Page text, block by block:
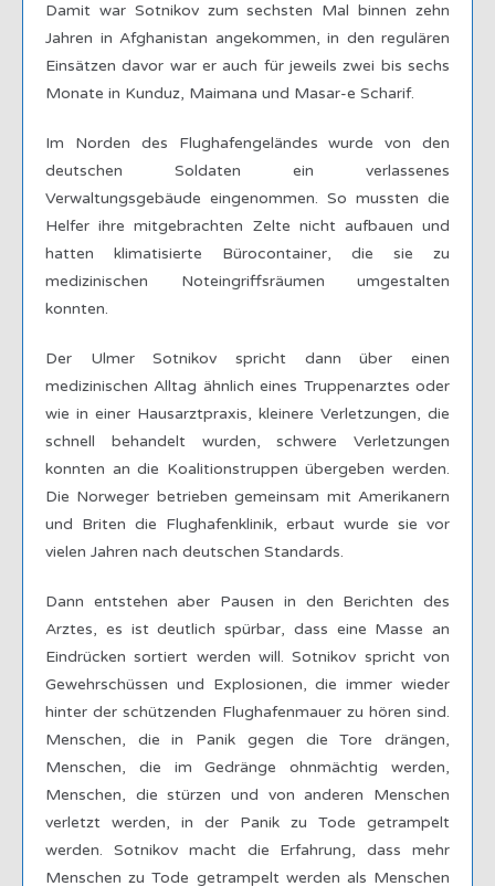
Damit war Sotnikov zum sechsten Mal binnen zehn
Jahren in Afghanistan angekommen, in den regulären
Einsätzen davor war er auch für jeweils zwei bis sechs
Monate in Kunduz, Maimana und Masar-e Scharif.
Im Norden des Flughafengeländes wurde von den
deutschen Soldaten ein verlassenes
Verwaltungsgebäude eingenommen. So mussten die
Helfer ihre mitgebrachten Zelte nicht aufbauen und
hatten klimatisierte Bürocontainer, die sie zu
medizinischen Noteingriffsräumen umgestalten
konnten.
Der Ulmer Sotnikov spricht dann über einen
medizinischen Alltag ähnlich eines Truppenarztes oder
wie in einer Hausarztpraxis, kleinere Verletzungen, die
schnell behandelt wurden, schwere Verletzungen
konnten an die Koalitionstruppen übergeben werden.
Die Norweger betrieben gemeinsam mit Amerikanern
und Briten die Flughafenklinik, erbaut wurde sie vor
vielen Jahren nach deutschen Standards.
Dann entstehen aber Pausen in den Berichten des
Arztes, es ist deutlich spürbar, dass eine Masse an
Eindrücken sortiert werden will. Sotnikov spricht von
Gewehrschüssen und Explosionen, die immer wieder
hinter der schützenden Flughafenmauer zu hören sind.
Menschen, die in Panik gegen die Tore drängen,
Menschen, die im Gedränge ohnmächtig werden,
Menschen, die stürzen und von anderen Menschen
verletzt werden, in der Panik zu Tode getrampelt
werden. Sotnikov macht die Erfahrung, dass mehr
Menschen zu Tode getrampelt werden als Menschen